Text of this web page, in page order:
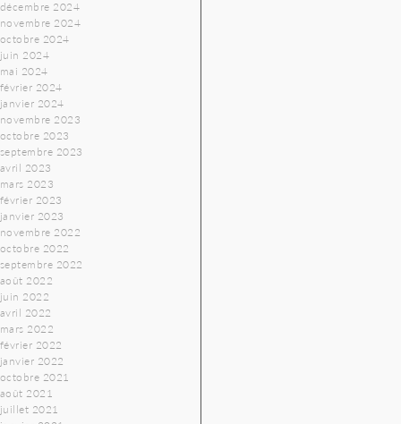
décembre 2024
novembre 2024
octobre 2024
juin 2024
mai 2024
février 2024
janvier 2024
novembre 2023
octobre 2023
septembre 2023
avril 2023
mars 2023
février 2023
janvier 2023
novembre 2022
octobre 2022
septembre 2022
août 2022
juin 2022
avril 2022
mars 2022
février 2022
janvier 2022
octobre 2021
août 2021
juillet 2021